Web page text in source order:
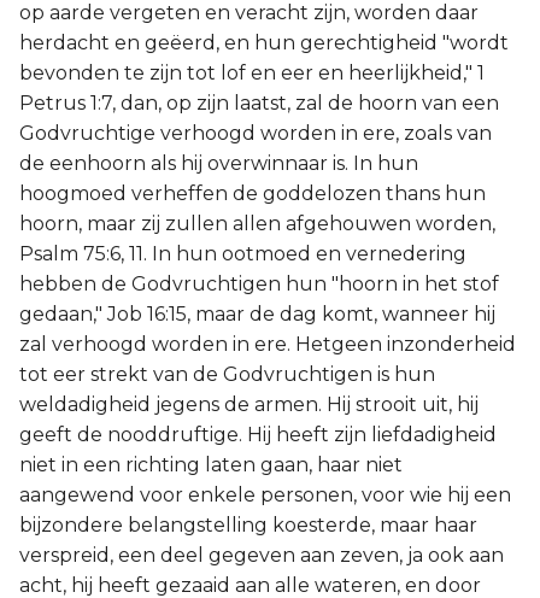
op aarde vergeten en veracht zijn, worden daar
herdacht en geëerd, en hun gerechtigheid "wordt
bevonden te zijn tot lof en eer en heerlijkheid," 1
Petrus 1:7, dan, op zijn laatst, zal de hoorn van een
Godvruchtige verhoogd worden in ere, zoals van
de eenhoorn als hij overwinnaar is. In hun
hoogmoed verheffen de goddelozen thans hun
hoorn, maar zij zullen allen afgehouwen worden,
Psalm 75:6, 11. In hun ootmoed en vernedering
hebben de Godvruchtigen hun "hoorn in het stof
gedaan," Job 16:15, maar de dag komt, wanneer hij
zal verhoogd worden in ere. Hetgeen inzonderheid
tot eer strekt van de Godvruchtigen is hun
weldadigheid jegens de armen. Hij strooit uit, hij
geeft de nooddruftige. Hij heeft zijn liefdadigheid
niet in een richting laten gaan, haar niet
aangewend voor enkele personen, voor wie hij een
bijzondere belangstelling koesterde, maar haar
verspreid, een deel gegeven aan zeven, ja ook aan
acht, hij heeft gezaaid aan alle wateren, en door